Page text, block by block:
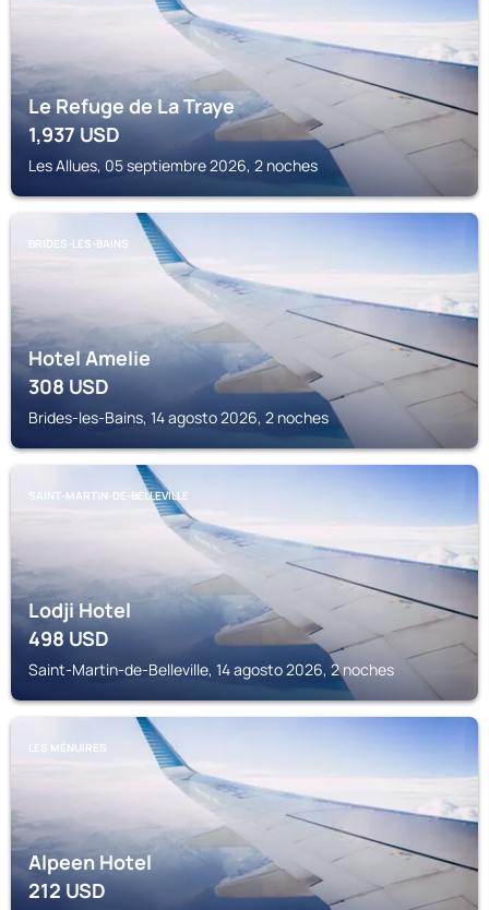
Le Refuge de La Traye
1,937USD
Les Allues, 05 septiembre 2026, 2 noches
BRIDES-LES-BAINS
Hotel Amelie
308USD
Brides-les-Bains, 14 agosto 2026, 2 noches
SAINT-MARTIN-DE-BELLEVILLE
Lodji Hotel
498USD
Saint-Martin-de-Belleville, 14 agosto 2026, 2 noches
LES MÉNUIRES
Alpeen Hotel
212USD